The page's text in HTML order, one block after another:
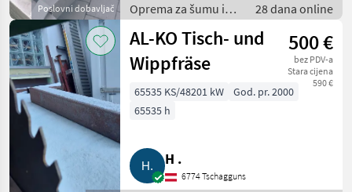
Poslovni dobavljač
Oprema za šumu i
obradu drveta /
Rezači drva
28 dana online
AL-KO Tisch- und
Wippfräse
500 €
bez PDV-a
Stara cijena
590 €
65535 KS/48201 kW
God. pr. 2000
65535 h
H .
6774 Tschagguns